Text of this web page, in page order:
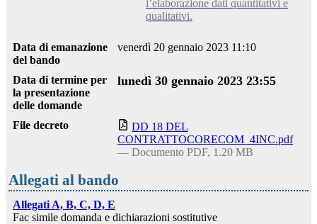
l’elaborazione dati quantitativi e
qualitativi.
Data di emanazione
del bando
venerdì 20 gennaio 2023 11:10
Data di termine per
la presentazione
delle domande
lunedì 30 gennaio 2023 23:55
File decreto
DD 18 DEL
CONTRATTOCORECOM_4INC.pdf
— Documento PDF, 1.20 MB
Allegati al bando
Allegati A, B, C, D, E
Fac simile domanda e dichiarazioni sostitutive